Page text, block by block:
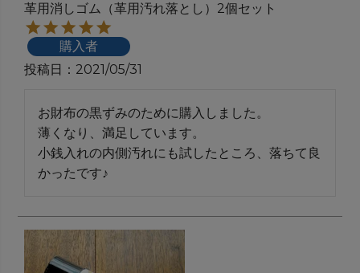
革用消しゴム（革用汚れ落とし）2個セット
購入者
投稿日
2021/05/31
お財布の黒ずみのために購入しました。
薄くなり、満足しています。
小銭入れの内側汚れにも試したところ、落ちて良
かったです♪